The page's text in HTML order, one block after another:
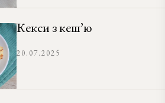
Кекси з кеш’ю
20.07.2025